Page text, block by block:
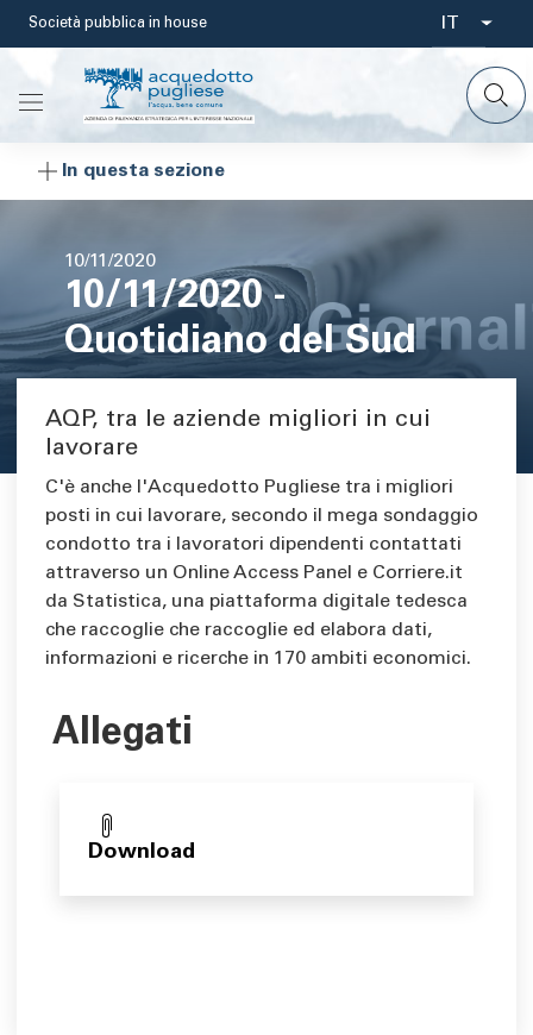
Salta
contenuto
principale
Società pubblica in house
Select
your
IT
In questa sezione
Data
di
pubblicazione
10/11/2020
10/11/2020 -
Quotidiano del Sud
Area di testo
AQP, tra le aziende migliori in cui
lavorare
C'è anche l'Acquedotto Pugliese tra i migliori
posti in cui lavorare, secondo il mega sondaggio
condotto tra i lavoratori dipendenti contattati
attraverso un Online Access Panel e Corriere.it
da Statistica, una piattaforma digitale tedesca
che raccoglie che raccoglie ed elabora dati,
informazioni e ricerche in 170 ambiti economici.
Allegati
Download